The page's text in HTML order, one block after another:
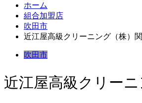
ホーム
組合加盟店
吹田市
近江屋高級クリーニング（株）
吹田市
近江屋高級クリー